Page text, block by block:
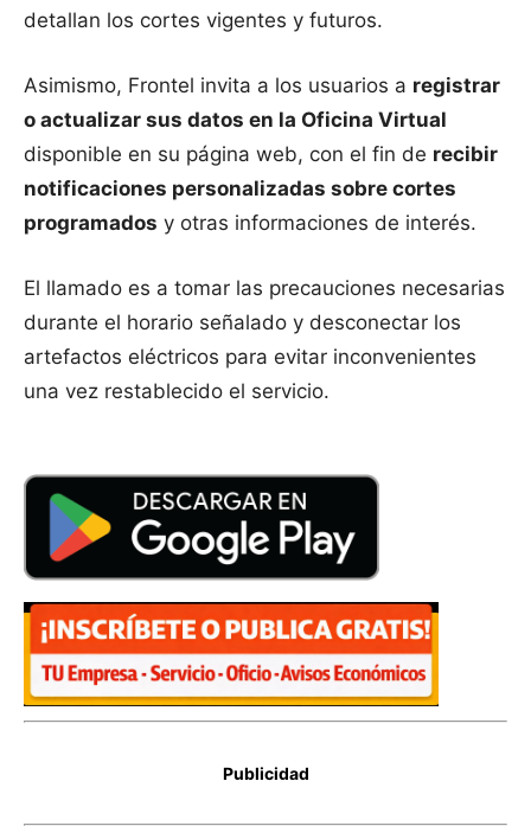
detallan los cortes vigentes y futuros.
Asimismo, Frontel invita a los usuarios a registrar
o actualizar sus datos en la Oficina Virtual
disponible en su página web, con el fin de recibir
notificaciones personalizadas sobre cortes
programados y otras informaciones de interés.
El llamado es a tomar las precauciones necesarias
durante el horario señalado y desconectar los
artefactos eléctricos para evitar inconvenientes
una vez restablecido el servicio.
Publicidad